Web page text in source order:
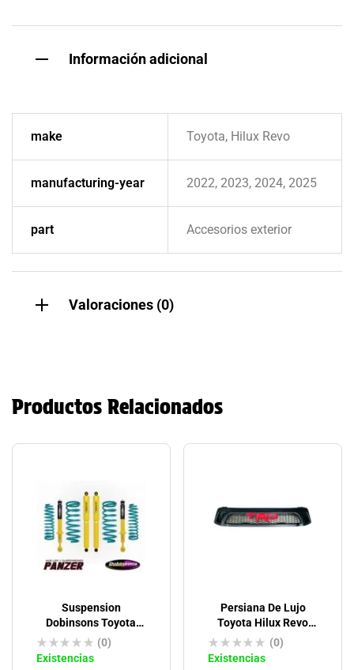
Información adicional
make Toyota, Hilux Revo
manufacturing-year 2022, 2023, 2024, 2025
part Accesorios exterior
Valoraciones (0)
Productos Relacionados
Suspension
Dobinsons Toyota
Prado Tx-Txl
(0)
Existencias
Persiana De Lujo
Toyota Hilux Revo
TRD(0)
Existencias